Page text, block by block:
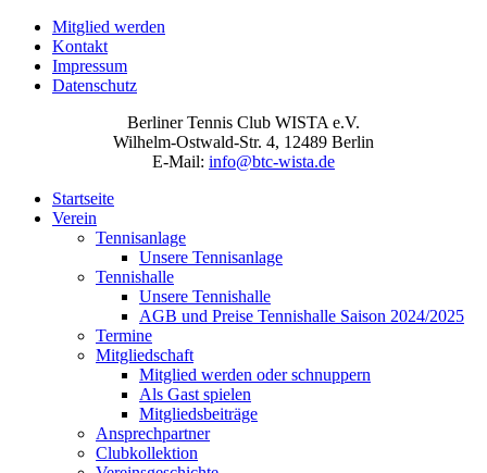
Mitglied werden
Kontakt
Impressum
Datenschutz
Berliner Tennis Club WISTA e.V.
Wilhelm-Ostwald-Str. 4, 12489 Berlin
E-Mail: info@btc-wista.de
Startseite
Verein
Tennisanlage
Unsere Tennisanlage
Tennishalle
Unsere Tennishalle
AGB und Preise Tennishalle Saison 2024/2025
Termine
Mitgliedschaft
Mitglied werden oder schnuppern
Als Gast spielen
Mitgliedsbeiträge
Ansprechpartner
Clubkollektion